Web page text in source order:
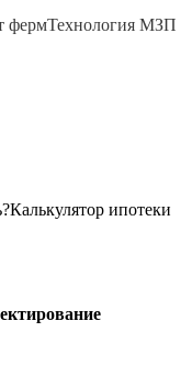
фермТехнология МЗП
Калькулятор ипотеки